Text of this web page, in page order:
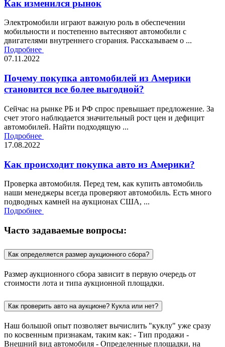
Как изменился рынок
Электромобили играют важную роль в обеспечении
мобильности и постепенно вытесняют автомобили с
двигателями внутреннего сгорания. Рассказываем о ...
Подробнее
07.11.2022
Почему покупка автомобилей из Америки
становится все более выгодной?
Сейчас на рынке РБ и РФ спрос превышает предложение. За
счет этого наблюдается значительный рост цен и дефицит
автомобилей. Найти подходящую ...
Подробнее
17.08.2022
Как происходит покупка авто из Америки?
Проверка автомобиля. Перед тем, как купить автомобиль
наши менеджеры всегда проверяют автомобиль. Есть много
подводных камней на аукционах США, ...
Подробнее
Часто задаваемые вопросы:
Как определяется размер аукционного сбора?
Размер аукционного сбора зависит в первую очередь от
стоимости лота и типа аукционной площадки.
Как проверить авто на аукционе? Кукла или нет?
Наш большой опыт позволяет вычислить "куклу" уже сразу
по косвенным признакам, таким как: - Тип продажи -
Внешний вид автомобиля - Определенные площадки, на